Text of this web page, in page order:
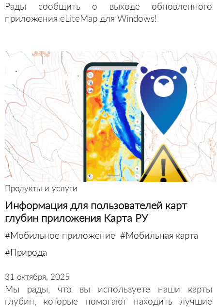
Рады сообщить о выходе обновленного
приложения eLiteMap для Windows!
Продукты и услуги
Информация для пользователей карт
глубин приложения Карта РУ
#Мобильное приложение #Мобильная карта
#Природа
31 октября, 2025
Мы рады, что вы используете наши карты
глубин, которые помогают находить лучшие